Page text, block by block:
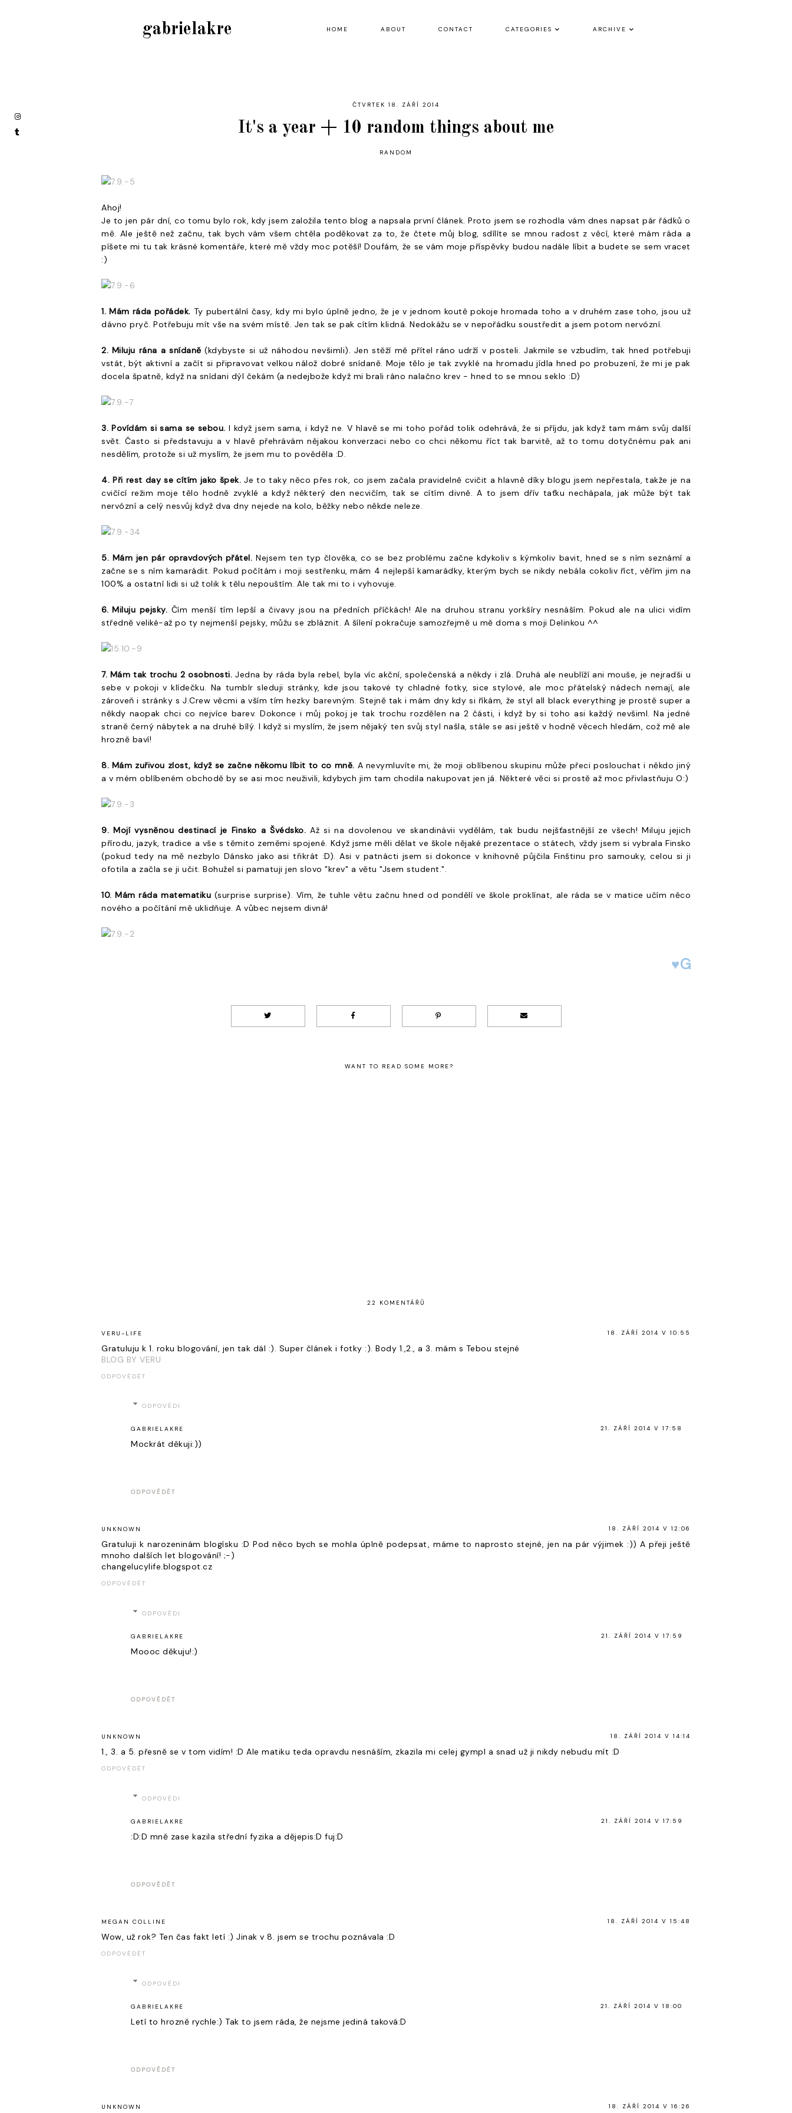
gabrielakre HOME ABOUT CONTACT CATEGORIES ARCHIVE
ČTVRTEK 18. ZÁŘÍ 2014
It's a year + 10 random things about me
RANDOM
Ahoj!
Je to jen pár dní, co tomu bylo rok, kdy jsem založila tento blog a napsala první článek. Proto jsem se rozhodla vám dnes napsat pár řádků o
mě. Ale ještě než začnu, tak bych vám všem chtěla poděkovat za to, že čtete můj blog, sdílíte se mnou radost z věcí, které mám ráda a
píšete mi tu tak krásné komentáře, které mě vždy moc potěší! Doufám, že se vám moje příspěvky budou nadále líbit a budete se sem vracet
:)
1. Mám ráda pořádek. Ty pubertální časy, kdy mi bylo úplně jedno, že je v jednom koutě pokoje hromada toho a v druhém zase toho, jsou už
dávno pryč. Potřebuju mít vše na svém místě. Jen tak se pak cítím klidná. Nedokážu se v nepořádku soustředit a jsem potom nervózní.
2. Miluju rána a snídaně (kdybyste si už náhodou nevšimli). Jen stěží mě přítel ráno udrží v posteli. Jakmile se vzbudím, tak hned potřebuji
vstát, být aktivní a začít si připravovat velkou nálož dobré snídaně. Moje tělo je tak zvyklé na hromadu jídla hned po probuzení, že mi je pak
docela špatně, když na snídani dýl čekám (a nedejbože když mi brali ráno nalačno krev - hned to se mnou seklo :D)
3. Povídám si sama se sebou. I když jsem sama, i když ne. V hlavě se mi toho pořád tolik odehrává, že si příjdu, jak když tam mám svůj další
svět. Často si představuju a v hlavě přehrávám nějakou konverzaci nebo co chci někomu říct tak barvitě, až to tomu dotyčnému pak ani
nesdělím, protože si už myslím, že jsem mu to pověděla :D.
4. Při rest day se cítím jako špek. Je to taky něco přes rok, co jsem začala pravidelně cvičit a hlavně díky blogu jsem nepřestala, takže je na
cvičící režim moje tělo hodně zvyklé a když některý den necvičím, tak se cítím divně. A to jsem dřív taťku nechápala, jak může být tak
nervózní a celý nesvůj když dva dny nejede na kolo, běžky nebo někde neleze.
5. Mám jen pár opravdových přátel. Nejsem ten typ člověka, co se bez problému začne kdykoliv s kýmkoliv bavit, hned se s ním seznámí a
začne se s ním kamarádit. Pokud počítám i moji sestřenku, mám 4 nejlepší kamarádky, kterým bych se nikdy nebála cokoliv říct, věřím jim na
100% a ostatní lidi si už tolik k tělu nepouštím. Ale tak mi to i vyhovuje.
6. Miluju pejsky. Čím menší tím lepší a čivavy jsou na předních příčkách! Ale na druhou stranu yorkšíry nesnáším. Pokud ale na ulici vidím
středně veliké-až po ty nejmenší pejsky, můžu se zbláznit. A šílení pokračuje samozřejmě u mě doma s moji Delinkou ^^
7. Mám tak trochu 2 osobnosti.Jedna by ráda byla rebel, byla víc akční, společenská a někdy i zlá. Druhá ale neublíží ani mouše, je nejradši u
sebe v pokoji v klídečku. Na tumblr sleduji stránky, kde jsou takové ty chladné fotky, sice stylové, ale moc přátelský nádech nemají, ale
zároveň i stránky s J.Crew věcmi a vším tím hezky barevným. Stejně tak i mám dny kdy si říkám, že styl all black everything je prostě super a
někdy naopak chci co nejvíce barev. Dokonce i můj pokoj je tak trochu rozdělen na 2 části, i když by si toho asi každý nevšiml. Na jedné
straně černý nábytek a na druhé bílý. I když si myslím, že jsem nějaký ten svůj styl našla, stále se asi ještě v hodně věcech hledám, což mě ale
hrozně baví!
8. Mám zuřivou zlost, když se začne někomu líbit to co mně. A nevymluvíte mi, že moji oblíbenou skupinu může přeci poslouchat i někdo jiný
a v mém oblíbeném obchodě by se asi moc neuživili, kdybych jim tam chodila nakupovat jen já. Některé věci si prostě až moc přivlastňuju O:)
9. Mojí vysněnou destinací je Finsko a Švédsko. Až si na dovolenou ve skandinávii vydělám, tak budu nejšťastnější ze všech! Miluju jejich
přírodu, jazyk, tradice a vše s těmito zeměmi spojené. Když jsme měli dělat ve škole nějaké prezentace o státech, vždy jsem si vybrala Finsko
(pokud tedy na mě nezbylo Dánsko jako asi třikrát :D). Asi v patnácti jsem si dokonce v knihovně půjčila Finštinu pro samouky, celou si ji
ofotila a začla se ji učit. Bohužel si pamatuji jen slovo "krev" a větu "Jsem student.".
10. Mám ráda matematiku (surprise surprise). Vím, že tuhle větu začnu hned od pondělí ve škole proklínat, ale ráda se v matice učím něco
nového a počítání mě uklidňuje. A vůbec nejsem divná!
♥G
WANT TO READ SOME MORE?
22 KOMENTÁŘŮ
VERU-LIFE 18. ZÁŘÍ 2014 V 10:55
Gratuluju k 1. roku blogování, jen tak dál :). Super článek i fotky :). Body 1.,2., a 3. mám s Tebou stejné
BLOG BY VERU
ODPOVĚDĚT
ODPOVĚDI
GABRIELAKRE 21. ZÁŘÍ 2014 V 17:58
Mockrát děkuji:))
ODPOVĚDĚT
UNKNOWN 18. ZÁŘÍ 2014 V 12:06
Gratuluji k narozeninám blogísku :D Pod něco bych se mohla úplně podepsat, máme to naprosto stejné, jen na pár výjimek :)) A přeji ještě
mnoho dalších let blogování! ;-)
changelucylife.blogspot.cz
ODPOVĚDĚT
ODPOVĚDI
GABRIELAKRE 21. ZÁŘÍ 2014 V 17:59
Moooc děkuju!:)
ODPOVĚDĚT
UNKNOWN 18. ZÁŘÍ 2014 V 14:14
1., 3. a 5. přesně se v tom vidím! :D Ale matiku teda opravdu nesnáším, zkazila mi celej gympl a snad už ji nikdy nebudu mít :D
ODPOVĚDĚT
ODPOVĚDI
GABRIELAKRE 21. ZÁŘÍ 2014 V 17:59
:D:D mně zase kazila střední fyzika a dějepis:D fuj:D
ODPOVĚDĚT
MEGAN COLLINE 18. ZÁŘÍ 2014 V 15:48
Wow, už rok? Ten čas fakt letí :) Jinak v 8. jsem se trochu poznávala :D
ODPOVĚDĚT
ODPOVĚDI
GABRIELAKRE 21. ZÁŘÍ 2014 V 18:00
Letí to hrozně rychle:) Tak to jsem ráda, že nejsme jediná taková:D
ODPOVĚDĚT
UNKNOWN 18. ZÁŘÍ 2014 V 16:26